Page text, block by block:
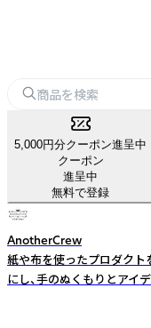
5,000円分クーポン進呈中
クーポン
進呈中
無料で登録
AnotherCrew
紙や布を使ったプロダクト
にし、手のぬくもりとアイ